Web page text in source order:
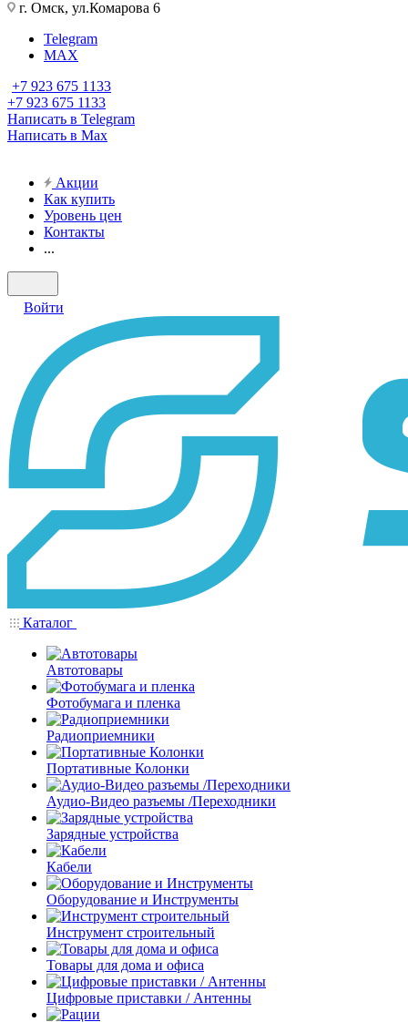
г. Омск, ул.Комарова 6
Telegram
MAX
+7 923 675 1133
+7 923 675 1133
Написать в Telegram
Написать в Max
Акции
Как купить
Уровень цен
Контакты
...
Войти
Каталог
Автотовары
Фотобумага и пленка
Радиоприемники
Портативные Колонки
Аудио-Видео разъемы /Переходники
Зарядные устройства
Кабели
Оборудование и Инструменты
Инструмент строительный
Товары для дома и офиса
Цифровые приставки / Антенны